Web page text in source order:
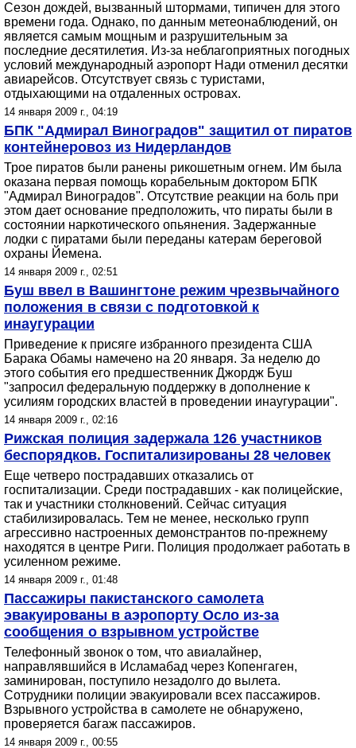
Сезон дождей, вызванный штормами, типичен для этого
времени года. Однако, по данным метеонаблюдений, он
является самым мощным и разрушительным за
последние десятилетия. Из-за неблагоприятных погодных
условий международный аэропорт Нади отменил десятки
авиарейсов. Отсутствует связь с туристами,
отдыхающими на отдаленных островах.
14 января 2009 г., 04:19
БПК "Адмирал Виноградов" защитил от пиратов
контейнеровоз из Нидерландов
Трое пиратов были ранены рикошетным огнем. Им была
оказана первая помощь корабельным доктором БПК
"Адмирал Виноградов". Отсутствие реакции на боль при
этом дает основание предположить, что пираты были в
состоянии наркотического опьянения. Задержанные
лодки с пиратами были переданы катерам береговой
охраны Йемена.
14 января 2009 г., 02:51
Буш ввел в Вашингтоне режим чрезвычайного
положения в связи с подготовкой к
инаугурации
Приведение к присяге избранного президента США
Барака Обамы намечено на 20 января. За неделю до
этого события его предшественник Джордж Буш
"запросил федеральную поддержку в дополнение к
усилиям городских властей в проведении инаугурации".
14 января 2009 г., 02:16
Рижская полиция задержала 126 участников
беспорядков. Госпитализированы 28 человек
Еще четверо пострадавших отказались от
госпитализации. Среди пострадавших - как полицейские,
так и участники столкновений. Сейчас ситуация
стабилизировалась. Тем не менее, несколько групп
агрессивно настроенных демонстрантов по-прежнему
находятся в центре Риги. Полиция продолжает работать в
усиленном режиме.
14 января 2009 г., 01:48
Пассажиры пакистанского самолета
эвакуированы в аэропорту Осло из-за
сообщения о взрывном устройстве
Телефонный звонок о том, что авиалайнер,
направлявшийся в Исламабад через Копенгаген,
заминирован, поступило незадолго до вылета.
Сотрудники полиции эвакуировали всех пассажиров.
Взрывного устройства в самолете не обнаружено,
проверяется багаж пассажиров.
14 января 2009 г., 00:55